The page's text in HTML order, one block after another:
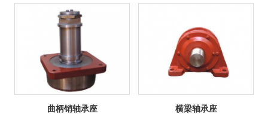
曲柄销轴承座 横梁轴承座